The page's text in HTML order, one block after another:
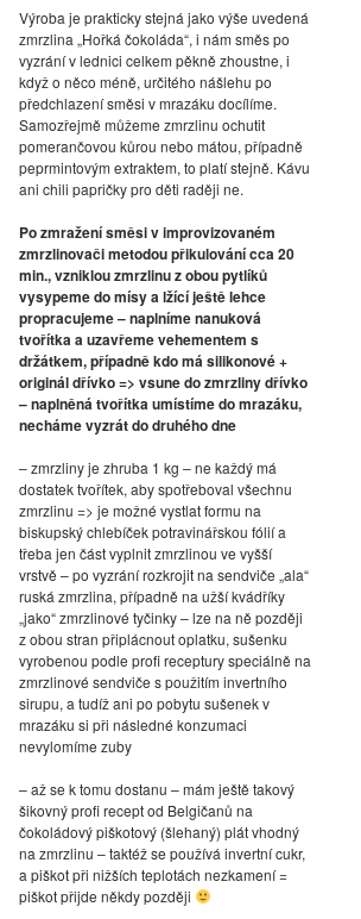
Výroba je prakticky stejná jako výše uvedená
zmrzlina „Hořká čokoláda“, i nám směs po
vyzrání v lednici celkem pěkně zhoustne, i
když o něco méně, určitého nášlehu po
předchlazení směsi v mrazáku docílíme.
Samozřejmě můžeme zmrzlinu ochutit
pomerančovou kůrou nebo mátou, případně
peprmintovým extraktem, to platí stejně. Kávu
ani chili papričky pro děti raději ne.
Po zmražení směsi v improvizovaném
zmrzlinovači metodou přikulování cca 20
min., vzniklou zmrzlinu z obou pytlíků
vysypeme do mísy a lžící ještě lehce
propracujeme – naplníme nanuková
tvořítka a uzavřeme vehementem s
držátkem, případně kdo má silikonové +
originál dřívko => vsune do zmrzliny dřívko
– naplněná tvořítka umístíme do mrazáku,
necháme vyzrát do druhého dne
– zmrzliny je zhruba 1 kg – ne každý má
dostatek tvořítek, aby spotřeboval všechnu
zmrzlinu => je možné vystlat formu na
biskupský chlebíček potravinářskou fólií a
třeba jen část vyplnit zmrzlinou ve vyšší
vrstvě – po vyzrání rozkrojit na sendviče „ala“
ruská zmrzlina, případně na užší kvádříky
„jako“ zmrzlinové tyčinky – lze na ně později
z obou stran připlácnout oplatku, sušenku
vyrobenou podle profi receptury speciálně na
zmrzlinové sendviče s použitím invertního
sirupu, a tudíž ani po pobytu sušenek v
mrazáku si při následné konzumaci
nevylomíme zuby
– až se k tomu dostanu – mám ještě takový
šikovný profi recept od Belgičanů na
čokoládový piškotový (šlehaný) plát vhodný
na zmrzlinu – taktéž se používá invertní cukr,
a piškot při nižších teplotách nezkamení =
piškot přijde někdy později